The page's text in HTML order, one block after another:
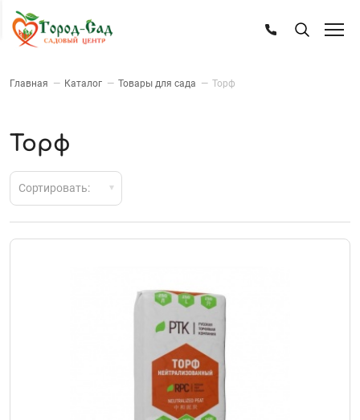
Главная — Каталог — Товары для сада — Торф
Торф
Сортировать: